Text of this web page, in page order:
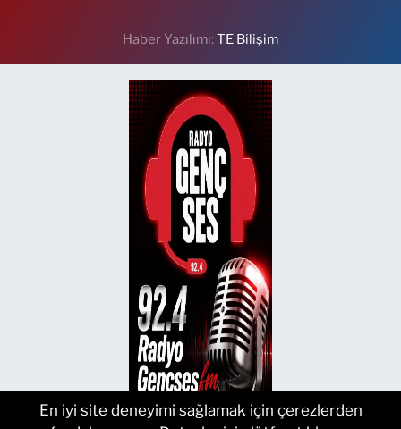
Haber Yazılımı:TE Bilişim
En iyi site deneyimi sağlamak için çerezlerden